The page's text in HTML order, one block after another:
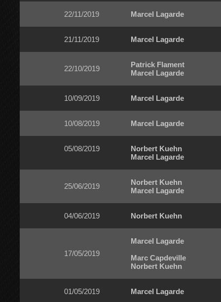
22/11/2019 Marcel Lagarde
21/11/2019 Marcel Lagarde
22/10/2019
Patrick Flament
Marcel Lagarde
10/09/2019 Marcel Lagarde
10/08/2019 Marcel Lagarde
05/08/2019
Norbert Kuehn
Marcel Lagarde
25/06/2019
Norbert Kuehn
Marcel Lagarde
04/06/2019 Norbert Kuehn
17/05/2019
Marcel Lagarde
Marc Capdeville
Norbert Kuehn
01/05/2019 Marcel Lagarde